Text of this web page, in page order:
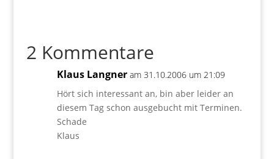
2 Kommentare
Klaus Langner am 31.10.2006 um 21:09
Hört sich interessant an, bin aber leider an
diesem Tag schon ausgebucht mit Terminen.
Schade
Klaus